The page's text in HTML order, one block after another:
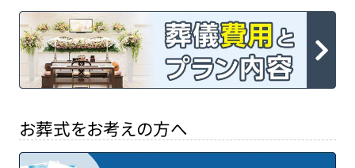
お葬式をお考えの方へ